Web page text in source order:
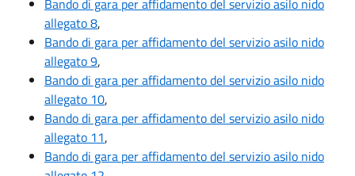
allegato 8,
Bando di gara per affidamento del servizio asilo nido
allegato 9,
Bando di gara per affidamento del servizio asilo nido
allegato 10,
Bando di gara per affidamento del servizio asilo nido
allegato 11,
Bando di gara per affidamento del servizio asilo nido